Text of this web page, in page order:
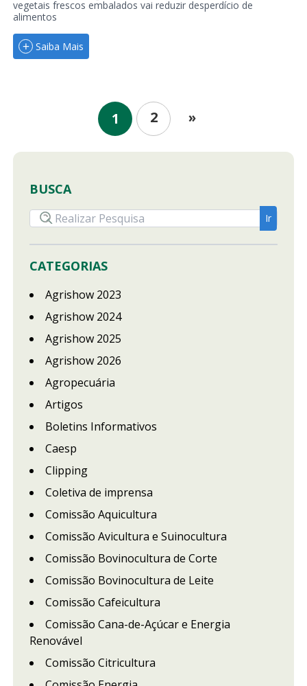
vegetais frescos embalados vai reduzir desperdício de
alimentos
Saiba Mais
1 2 »
BUSCA
CATEGORIAS
Agrishow 2023
Agrishow 2024
Agrishow 2025
Agrishow 2026
Agropecuária
Artigos
Boletins Informativos
Caesp
Clipping
Coletiva de imprensa
Comissão Aquicultura
Comissão Avicultura e Suinocultura
Comissão Bovinocultura de Corte
Comissão Bovinocultura de Leite
Comissão Cafeicultura
Comissão Cana-de-Açúcar e Energia
Renovável
Comissão Citricultura